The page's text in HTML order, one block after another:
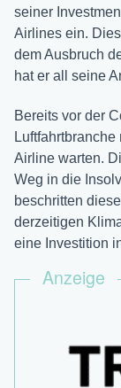
seiner
Airlines ein.
dem Ausbruch
hat er all seine
Bereits vor der
Airline warten.
Weg in die
beschritten
derzeitigen
eine Investition
Anzeige